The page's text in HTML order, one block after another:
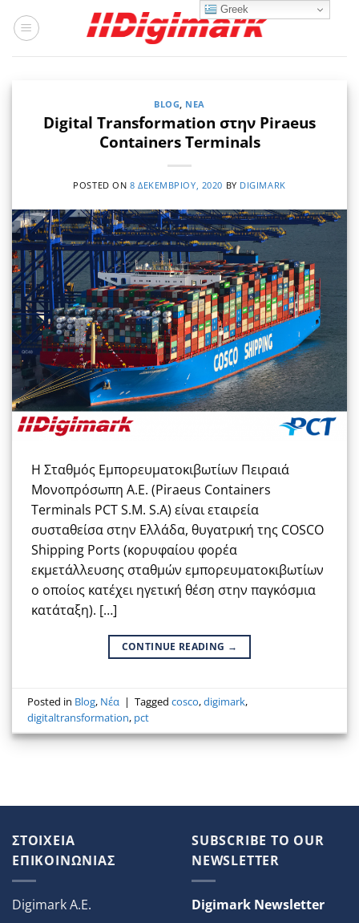
στο
BLOG, ΝΈΑ
Digital Transformation στην Piraeus
Containers Terminals
POSTED ON 8 ΔΕΚΕΜΒΡΊΟΥ, 2020 BY DIGIMARK
Η Σταθμός Εμπορευματοκιβωτίων Πειραιά
Μονοπρόσωπη Α.Ε. (Piraeus Containers
Terminals PCT S.M. S.A) είναι εταιρεία
συσταθείσα στην Ελλάδα, θυγατρική της COSCO
Shipping Ports (κορυφαίου φορέα
εκμετάλλευσης σταθμών εμπορευματοκιβωτίων
ο οποίος κατέχει ηγετική θέση στην παγκόσμια
κατάταξη). […]
CONTINUE READING →
Posted in Blog, Νέα | Taggedcosco,digimark,
digitaltransformation, pct
ΣΤΟΙΧΕΙΑ
ΕΠΙΚΟΙΝΩΝΙΑΣ
Digimark A.E.
SUBSCRIBE TO OUR
NEWSLETTER
Digimark Newsletter
Greek